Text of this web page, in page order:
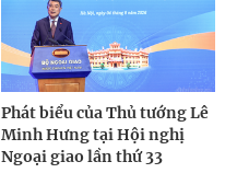
Phát biểu của Thủ tướng Lê
Minh Hưng tại Hội nghị
Ngoại giao lần thứ 33